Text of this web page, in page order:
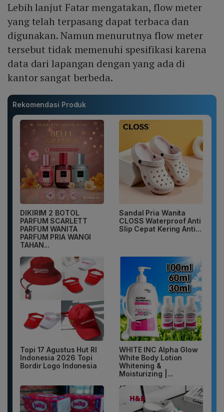
Lebih lanjut Fatar mengatakan, flow meter
yang telah terpasang dapat terbaca dan
digunakan. Namun menurutnya flow meter
tersebut tidak memenuhi spesifikasi karena
data dari lapangan dengan yang ada di
kantor sangat berbeda.
Rekomendasi Produk
DIKIRIM 2 BOTOL
PARFUM SCARLETT
PARFUM WANITA
PARFUM PRIA WANGI
TAHAN...
Sandal Pria Wanita
CLOSS Waterproof Anti
Slip Cepat Kering Anti...
Topi 17 Agustus Hut RI
Indonesia 2026 Topi
Bordir Logo Indonesia
WHITE INC Alpha Glow
White Body Lotion
Whitening &
Moisturizing |...